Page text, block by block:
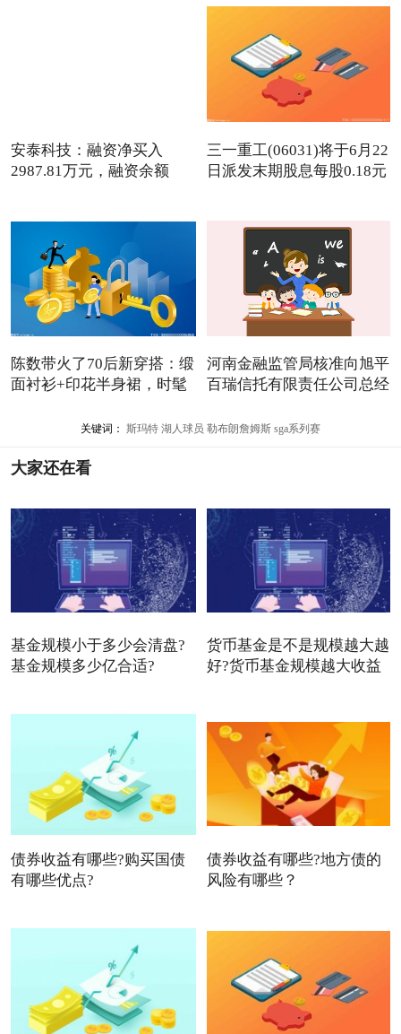
安泰科技：融资净买入
2987.81万元，融资余额
三一重工(06031)将于6月22
日派发末期股息每股0.18元
陈数带火了70后新穿搭：缎
面衬衫+印花半身裙，时髦
河南金融监管局核准向旭平
百瑞信托有限责任公司总经
关键词： 斯玛特 湖人球员 勒布朗詹姆斯 sga系列赛
大家还在看
基金规模小于多少会清盘?
基金规模多少亿合适?
货币基金是不是规模越大越
好?货币基金规模越大收益
债券收益有哪些?购买国债
有哪些优点?
债券收益有哪些?地方债的
风险有哪些？